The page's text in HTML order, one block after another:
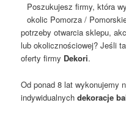
Poszukujesz firmy, która
okolic Pomorza /
potrzeby otwarcia sklepu,
lub okolicznościowej? Jeśli
oferty firmy Dekori.
Od ponad 8 lat wykonujemy
indywidualnychdekoracje